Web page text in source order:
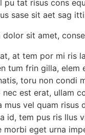
pu tat risus cons
sase sit aet sag
dolor sit amet,
at tem por mi ris
tum frin gilla, elem
toru non condi
est erat, ullam
mus vel quam
id, tem pus ris llus
morbi eget urna